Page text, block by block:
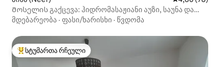
Მოსელის გაქცევა: ჰიდრომასაჟიანი აუზი, საუნა და
თვალწარმტაცი ხედები
მდებარეობა · ფასი/ხარისხი · წვდომა
სტუმართა რჩეული მოწინავე ვარიანტი
სტუმართა რჩეული